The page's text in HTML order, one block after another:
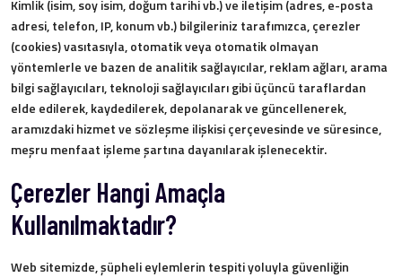
Kimlik (isim, soy isim, doğum tarihi vb.) ve iletişim (adres, e-posta
adresi, telefon, IP, konum vb.) bilgileriniz tarafımızca, çerezler
(cookies) vasıtasıyla, otomatik veya otomatik olmayan
yöntemlerle ve bazen de analitik sağlayıcılar, reklam ağları, arama
bilgi sağlayıcıları, teknoloji sağlayıcıları gibi üçüncü taraflardan
elde edilerek, kaydedilerek, depolanarak ve güncellenerek,
aramızdaki hizmet ve sözleşme ilişkisi çerçevesinde ve süresince,
meşru menfaat işleme şartına dayanılarak işlenecektir.
Çerezler Hangi Amaçla
Kullanılmaktadır?
Web sitemizde, şüpheli eylemlerin tespiti yoluyla güvenliğin